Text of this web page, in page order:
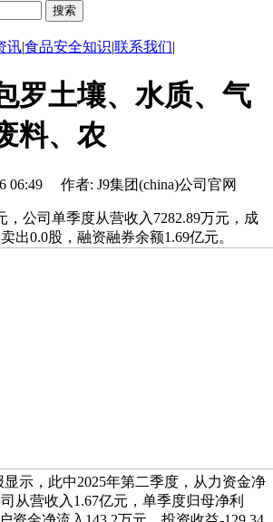
讯|食品安全知识|联系我们|
罗土壤、水质、气
料、农
06:49 作者: J9集团(china)公司官网
公司单季度从营收入7282.89万元，成
出0.0股，融资融券余额1.69亿元。
显示，此中2025年第二季度，从力资金净
从营收入1.67亿元，单季度归母净利